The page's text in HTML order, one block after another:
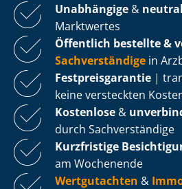
Unabhängige &
Marktwertes
Öffentlich bestellte &
Sachverständige in
Fest­preis­ga­ran­tie |
keine versteckten
Kostenlose &
durch Sachverständige
Kurzfristige
am Wochenende
Wertgutachten &